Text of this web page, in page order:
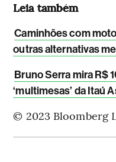
Leia também
Caminhões com
outras alternativas
Bruno Serra mira R$
‘multimesas’ da Itaú
© 2023 Bloomberg